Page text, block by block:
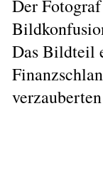
Der
Das Bildteil